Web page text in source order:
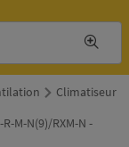
Climatiseur
M-N(9)/RXM-N -